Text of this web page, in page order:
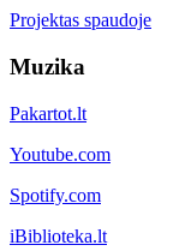
Projektas spaudoje
Muzika
Pakartot.lt
Youtube.com
Spotify.com
iBiblioteka.lt